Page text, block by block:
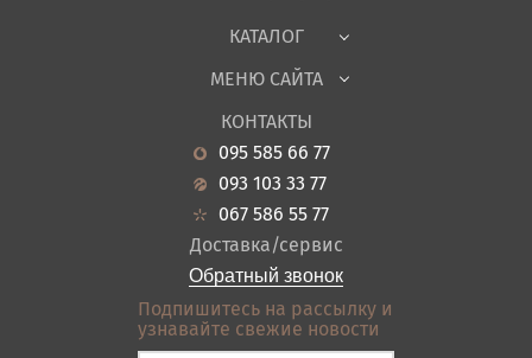
КАТАЛОГ
Садовая мебель
Гостиная
Кухня
Прихожие
Ванная
Акции
МЕНЮ САЙТА
О нас
Новости
Гарантия
Кредит
Оплата и доставка
Отзывы
Контакты
Карта сайта
КОНТАКТЫ
095 585 66 77
093 103 33 77
067 586 55 77
Доставка/сервис
Обратный звонок
Подпишитесь на рассылку и
узнавайте свежие новости